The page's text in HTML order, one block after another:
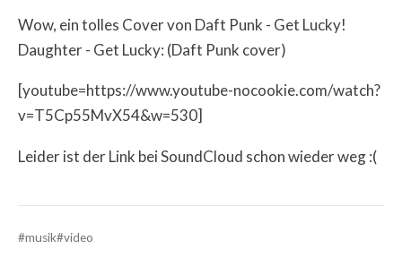
Wow, ein tolles Cover von Daft Punk - Get Lucky!
Daughter - Get Lucky: (Daft Punk cover)
[youtube=https://www.youtube-nocookie.com/watch?
v=T5Cp55MvX54&w=530]
Leider ist der Link bei SoundCloud schon wieder weg :(
#musik#video